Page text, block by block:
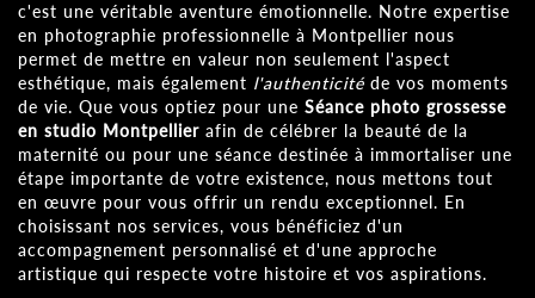
c'est une véritable aventure émotionnelle. Notre expertise
en photographie professionnelle à Montpellier nous
permet de mettre en valeur non seulement l'aspect
esthétique, mais également l'authenticité de vos moments
de vie. Que vous optiez pour une Séance photo grossesse
en studio Montpellier afin de célébrer la beauté de la
maternité ou pour une séance destinée à immortaliser une
étape importante de votre existence, nous mettons tout
en œuvre pour vous offrir un rendu exceptionnel. En
choisissant nos services, vous bénéficiez d'un
accompagnement personnalisé et d'une approche
artistique qui respecte votre histoire et vos aspirations.